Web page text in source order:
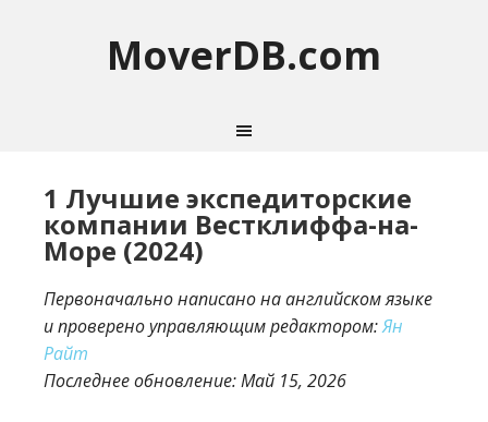
MoverDB.com
1 Лучшие экспедиторские
компании Вестклиффа-на-
Море (2024)
Первоначально написано на английском языке
и проверено управляющим редактором:Ян
Райт
Последнее обновление:Май 15, 2026